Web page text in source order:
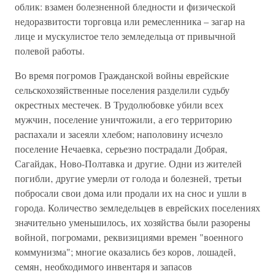
облик: взамен болезненной бледности и физической
недоразвитости торговца или ремесленника – загар на
лице и мускулистое тело земледельца от привычной
полевой работы.
Во время погромов Гражданской войны еврейские
сельскохозяйственные поселения разделили судьбу
окрестных местечек. В Трудолюбовке убили всех
мужчин‚ поселение уничтожили‚ а его территорию
распахали и засеяли хлебом; наполовину исчезло
поселение Нечаевка‚ серьезно пострадали Добрая‚
Сагайдак‚ Ново-Полтавка и другие. Одни из жителей
погибли‚ другие умерли от голода и болезней‚ третьи
побросали свои дома или продали их на снос и ушли в
города. Количество земледельцев в еврейских поселениях
значительно уменьшилось‚ их хозяйства были разорены
войной‚ погромами‚ реквизициями времен "военного
коммунизма"; многие оказались без коров‚ лошадей‚
семян‚ необходимого инвентаря и запасов